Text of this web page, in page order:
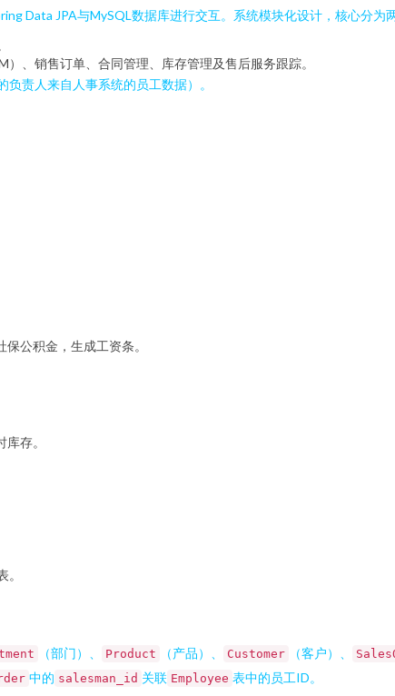
Data JPA与MySQL数据库进行交互。系统模块化设计，核心分为
、销售订单、合同管理、库存管理及售后服务跟踪。
责人来自人事系统的员工数据）。
公积金，生成工资条。
存。
（部门）、 Product （产品）、 Customer （客户）、
中的 salesman_id 关联 Employee 表中的员工ID。